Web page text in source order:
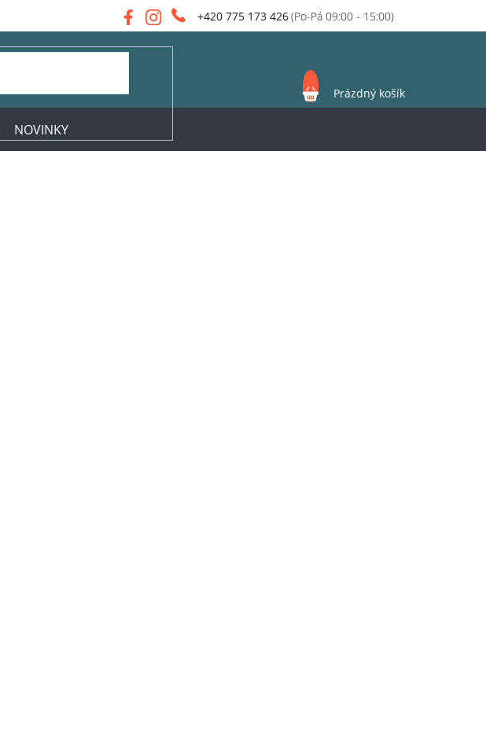
+420 775 173 426
NÁKUPNÍ
KOŠÍK
Prázdný košík
NOVINKY